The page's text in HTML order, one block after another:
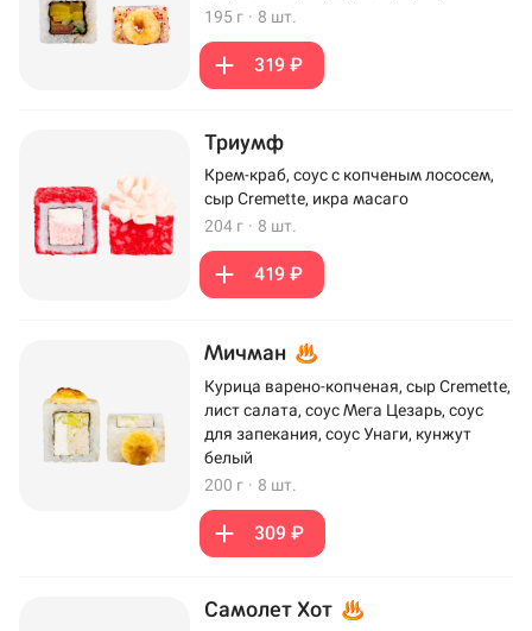
195 г · 8 шт.
319 ₽
Триумф
Крем-краб, соус с копченым лососем,
сыр Cremette, икра масаго
204 г · 8 шт.
419 ₽
Мичман
Курица варено-копченая, сыр Cremette,
лист салата, соус Мега Цезарь, соус
для запекания, соус Унаги, кунжут
белый
200 г · 8 шт.
309 ₽
Самолет Хот